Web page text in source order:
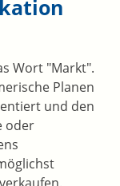
Wort "Markt".
Planen
und den
oder